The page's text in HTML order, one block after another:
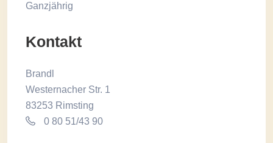
Ganzjährig
Kontakt
Brandl
Westernacher Str. 1
83253 Rimsting
0 80 51/43 90